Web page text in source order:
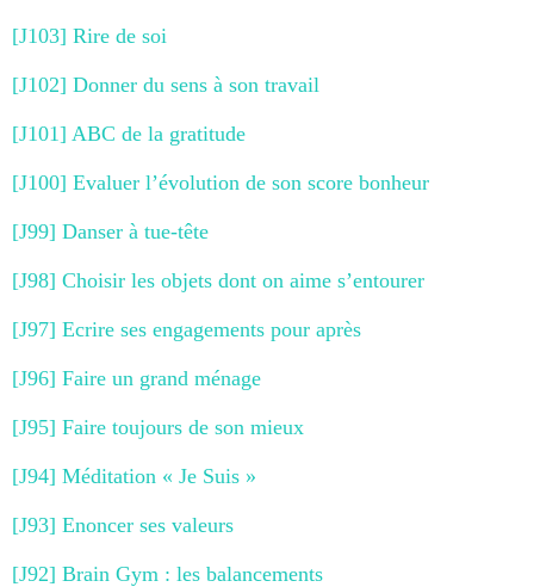
[J103] Rire de soi
[J102] Donner du sens à son travail
[J101] ABC de la gratitude
[J100] Evaluer l’évolution de son score bonheur
[J99] Danser à tue-tête
[J98] Choisir les objets dont on aime s’entourer
[J97] Ecrire ses engagements pour après
[J96] Faire un grand ménage
[J95] Faire toujours de son mieux
[J94] Méditation « Je Suis »
[J93] Enoncer ses valeurs
[J92] Brain Gym : les balancements